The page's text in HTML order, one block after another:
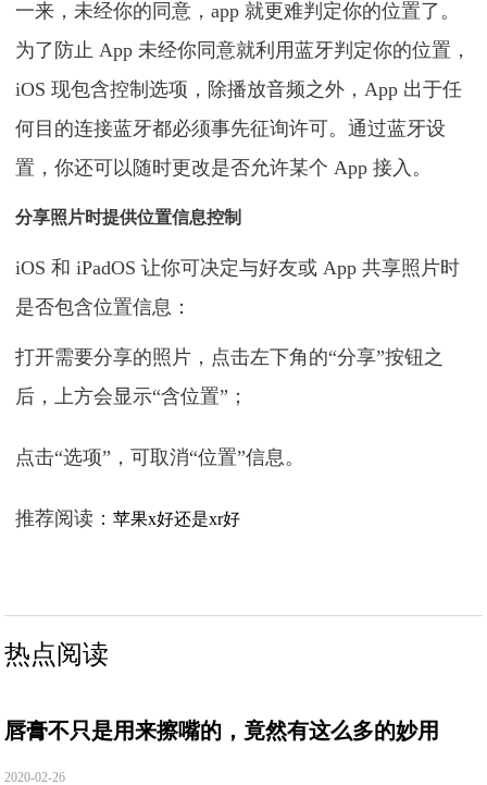
一来，未经你的同意，app 就更难判定你的位置了。
为了防止 App 未经你同意就利用蓝牙判定你的位置，
iOS 现包含控制选项，除播放音频之外，App 出于任
何目的连接蓝牙都必须事先征询许可。通过蓝牙设
置，你还可以随时更改是否允许某个 App 接入。
分享照片时提供位置信息控制
iOS 和 iPadOS 让你可决定与好友或 App 共享照片时
是否包含位置信息：
打开需要分享的照片，点击左下角的“分享”按钮之
后，上方会显示“含位置”；
点击“选项”，可取消“位置”信息。
推荐阅读：苹果x好还是xr好
热点阅读
唇膏不只是用来擦嘴的，竟然有这么多的妙用
2020-02-26